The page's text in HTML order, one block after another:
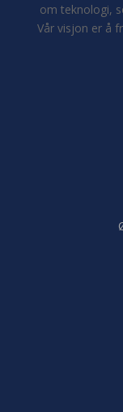
om teknologi,
Vår visjon er å